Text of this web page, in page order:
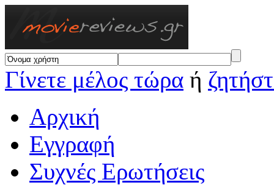
Γίνετε μέλος τώρα ή
Αρχική
Εγγραφή
Συχνές Ερωτήσεις